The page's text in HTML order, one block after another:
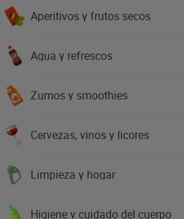
Aperitivos y frutos secos
Agua y refrescos
Zumos y smoothies
Cervezas, vinos y licores
Limpieza y hogar
Higiene y cuidado del cuerpo